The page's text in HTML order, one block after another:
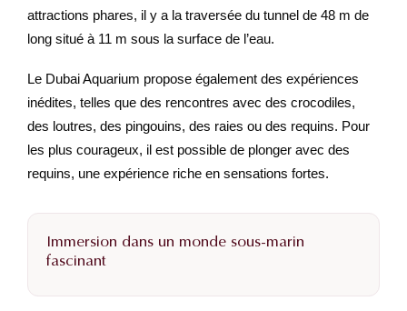
attractions phares, il y a la traversée du tunnel de 48 m de
long situé à 11 m sous la surface de l’eau.
Le Dubai Aquarium propose également des expériences
inédites, telles que des rencontres avec des crocodiles,
des loutres, des pingouins, des raies ou des requins. Pour
les plus courageux, il est possible de plonger avec des
requins, une expérience riche en sensations fortes.
Immersion dans un monde sous-marin
fascinant